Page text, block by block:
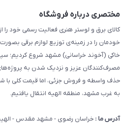
مختصری درباره فروشگاه
خودمان را در زمینه‌ی توزیع لوازم برقی
خاکی (آخوند خراسانی) مشهد شروع کردیم؛
مصرف‌کنندگان عزیز و نزدیک شدن به
حذف واسطه و فروش جزئی، اما قیمت کلی با
به غرب مشهد، منطقه الهیه انتقال یافتیم.
آدرس ما : خراسان رضوی - مشهد مقدس -